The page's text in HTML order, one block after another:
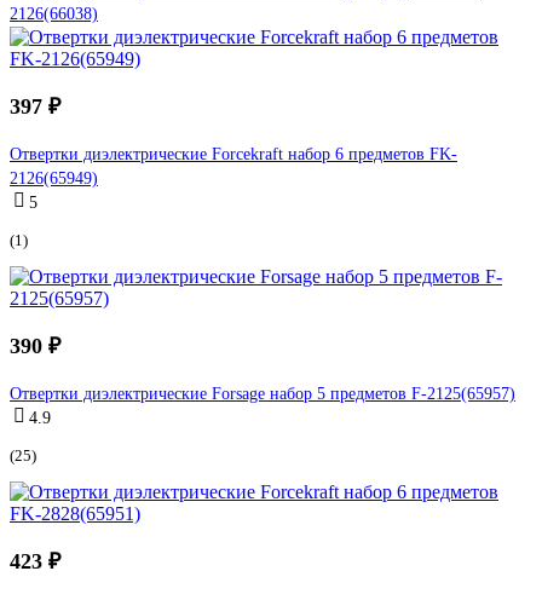
2126(66038)
397 ₽
Отвертки диэлектрические Forcekraft набор 6 предметов FK-
2126(65949)
5
(1)
390 ₽
Отвертки диэлектрические Forsage набор 5 предметов F-2125(65957)
4.9
(25)
423 ₽